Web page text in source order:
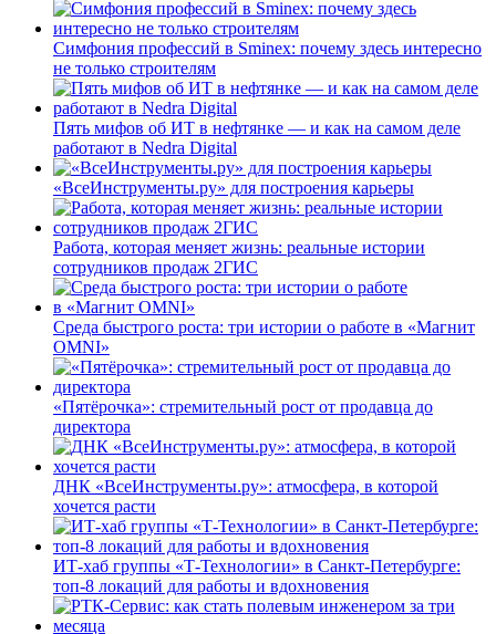
Симфония профессий в Sminex: почему здесь интересно
не только строителям
Пять мифов об ИТ в нефтянке — и как на самом деле
работают в Nedra Digital
«ВсеИнструменты.ру» для построения карьеры
Работа, которая меняет жизнь: реальные истории
сотрудников продаж 2ГИС
Среда быстрого роста: три истории о работе в «Магнит
OMNI»
«Пятёрочка»: стремительный рост от продавца до
директора
ДНК «ВсеИнструменты.ру»: атмосфера, в которой
хочется расти
ИТ-хаб группы «Т-Технологии» в Санкт-Петербурге:
топ-8 локаций для работы и вдохновения